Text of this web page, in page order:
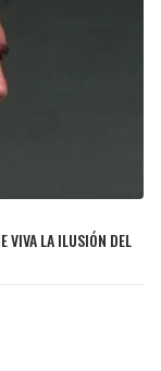
VIVA LA ILUSIÓN DEL